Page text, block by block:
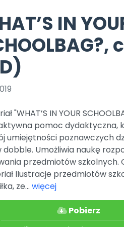
Archiwalne
Pomoc
Nowości
czerwca 2024 r. uzyskała
r. Nr decyzji:
Online.
Bliżej Pieska
Pomoc zwierzętom
Książka (dla) Przedszkolaka
Promowanie czytelnictwa
TikTok
Zobacz nas na TikToku
YouTube
Filmy edukacyjne
IN
"WHAT’S IN YOUR
pomoc dydaktyczna,
umiejętności poznawczych
dobble. Umożliwia naukę
przedmiotów szkolnych.
Ilustracje przedmiotów
ze... więcej
Pobierz